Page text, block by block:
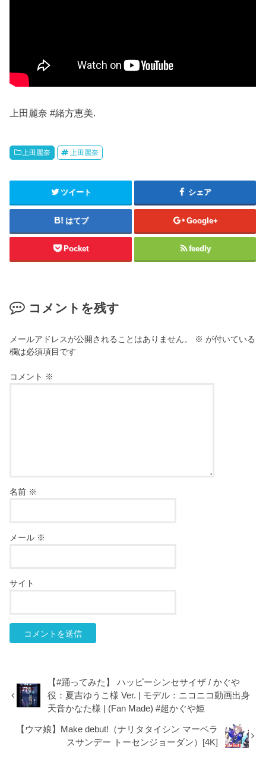
上田麗奈 #緒方恵美.
上田麗奈 上田麗奈
ツイート シェア
はてブ Google+
Pocket feedly
コメントを残す
メールアドレスが公開されることはありません。 ※ が付いている
欄は必須項目です
コメント ※
名前 ※
メール ※
サイト
【#踊ってみた】 ハッピーシンセサイザ / かぐや
役：夏吉ゆうこ様 Ver. | モデル：ニコニコ動画出身
天音かなた様 | (Fan Made) #超かぐや姫
【ウマ娘】Make debut!（ナリタタイシン マーベラ
スサンデー トーセンジョーダン）[4K]